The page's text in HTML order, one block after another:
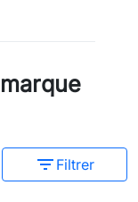
filter_list Filtrer